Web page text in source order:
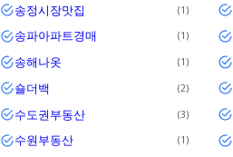
송정시장맛집 1
송파아파트경매 1
송해나옷 1
숄더백 2
수도권부동산 3
수원부동산 1